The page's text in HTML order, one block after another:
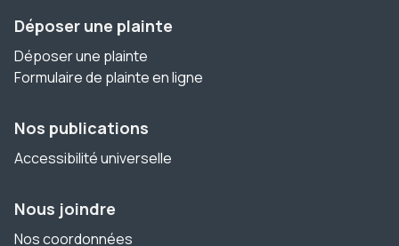
Déposer une plainte
Déposer une plainte
Formulaire de plainte en ligne
Nos publications
Accessibilité universelle
Nous joindre
Nos coordonnées